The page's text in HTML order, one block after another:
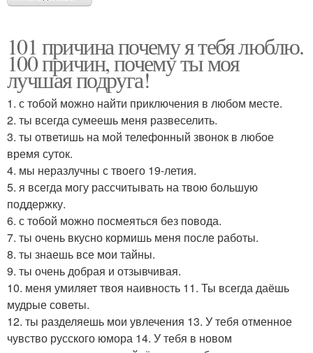
101 причина почему я тебя люблю.
100 причин, почему ты моя
лучшая подруга!
1. с тобой можно найти приключения в любом месте.
2. ты всегда сумеешь меня развеселить.
3. ты ответишь на мой телефонный звонок в любое
время суток.
4. мы неразлучны с твоего 19-летия.
5. я всегда могу рассчитывать на твою большую
поддержку.
6. с тобой можно посмеяться без повода.
7. ты очень вкусно кормишь меня после работы.
8. ты знаешь все мои тайны.
9. ты очень добрая и отзывчивая.
10. меня умиляет твоя наивность 11. Ты всегда даёшь
мудрые советы.
12. ты разделяешь мои увлечения 13. У тебя отменное
чувство русского юмора 14. У тебя в новом